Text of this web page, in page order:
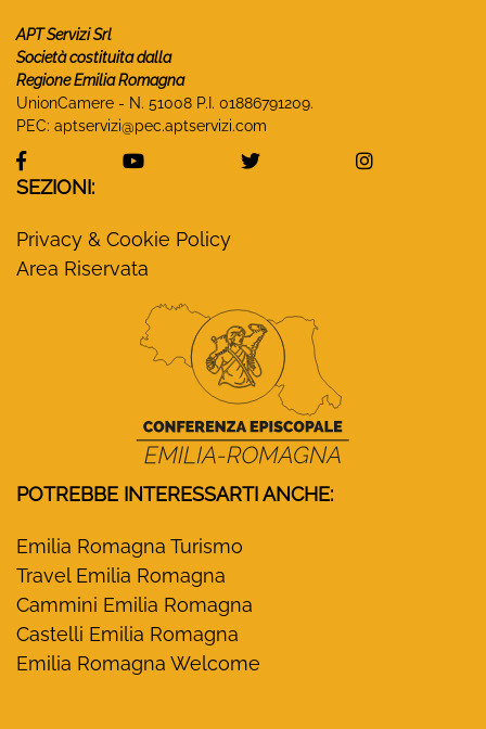
APT Servizi Srl
Società costituita dalla
Regione Emilia Romagna
UnionCamere - N. 51008 P.I. 01886791209.
PEC: aptservizi@pec.aptservizi.com
visita la pagina Facebook di Monasteri Emilia-
visita la pagina YouTube di
visita la pagina Twitter
visita la
SEZIONI:
Privacy & Cookie Policy
Area Riservata
POTREBBE INTERESSARTI ANCHE:
Emilia Romagna Turismo
Travel Emilia Romagna
Cammini Emilia Romagna
Castelli Emilia Romagna
Emilia Romagna Welcome